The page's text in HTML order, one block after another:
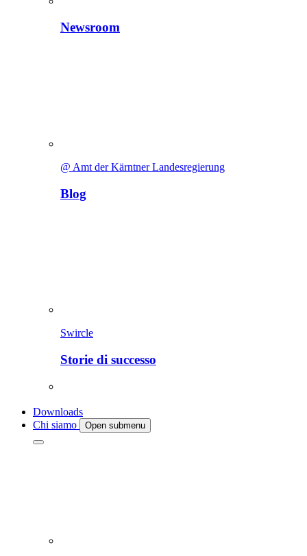
Newsroom
@ Amt der Kärntner Landesregierung
Blog
Swircle
Storie di successo
Downloads
Chi siamo
Open submenu